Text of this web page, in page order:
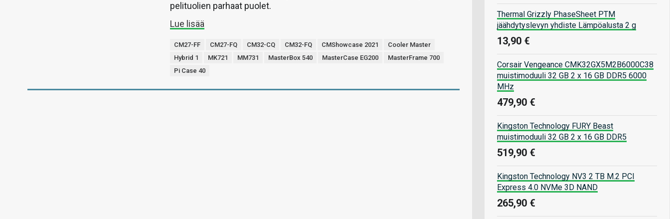
pelituolien parhaat puolet.
Lue lisää
CM27-FF CM27-FQ CM32-CQ CM32-FQ CMShowcase 2021
Cooler Master
Hybrid 1
MK721 MM731 MasterBox 540 MasterCase EG200
MasterFrame 700
Pi Case 40
Thermal Grizzly PhaseSheet PTM
jäähdytyslevyn yhdiste Lämpöalusta 2 g
13,90 €
Corsair Vengeance CMK32GX5M2B6000C38
muistimoduuli 32 GB 2 x 16 GB DDR5 6000
MHz
479,90 €
Kingston Technology FURY Beast
muistimoduuli 32 GB 2 x 16 GB DDR5
519,90 €
Kingston Technology NV3 2 TB M.2 PCI
Express 4.0 NVMe 3D NAND
265,90 €